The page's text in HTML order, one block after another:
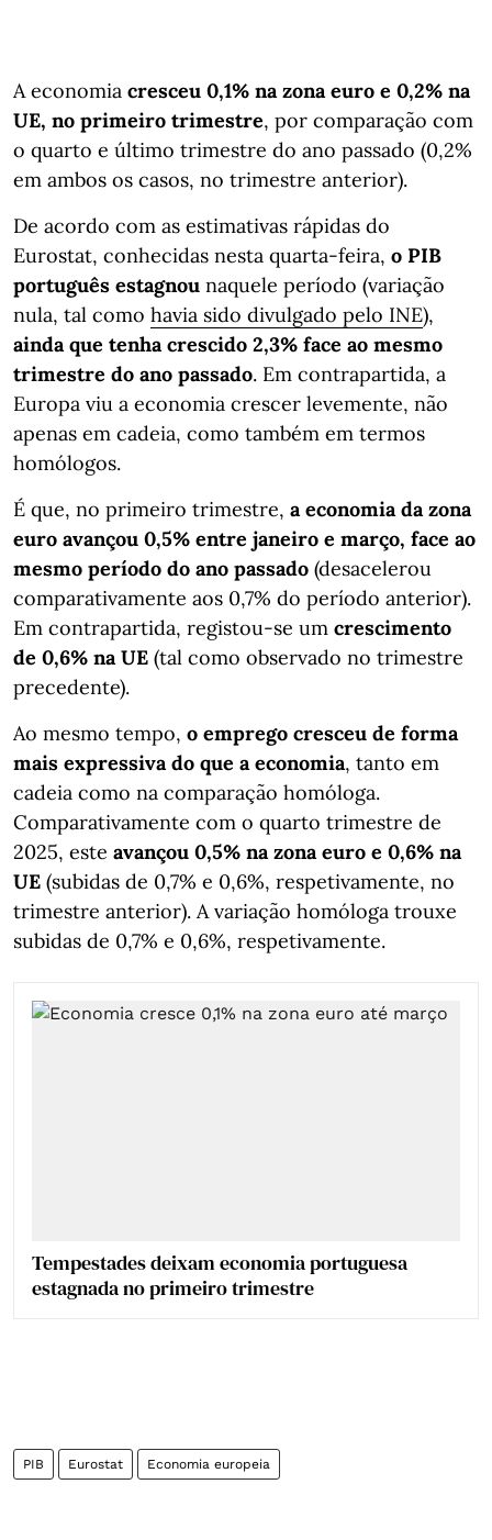
A economia cresceu 0,1% na zona euro e 0,2% na
UE, no primeiro trimestre, por comparação com
o quarto e último trimestre do ano passado (0,2%
em ambos os casos, no trimestre anterior).
De acordo com as estimativas rápidas do
Eurostat, conhecidas nesta quarta-feira, o PIB
português estagnou naquele período (variação
nula, tal como havia sido divulgado pelo INE),
ainda que tenha crescido 2,3% face ao mesmo
trimestre do ano passado. Em contrapartida, a
Europa viu a economia crescer levemente, não
apenas em cadeia, como também em termos
homólogos.
É que, no primeiro trimestre, a economia da zona
euro avançou 0,5% entre janeiro e março, face ao
mesmo período do ano passado (desacelerou
comparativamente aos 0,7% do período anterior).
Em contrapartida, registou-se um crescimento
de 0,6% na UE (tal como observado no trimestre
precedente).
Ao mesmo tempo, o emprego cresceu de forma
mais expressiva do que a economia, tanto em
cadeia como na comparação homóloga.
Comparativamente com o quarto trimestre de
2025, este avançou 0,5% na zona euro e 0,6% na
UE (subidas de 0,7% e 0,6%, respetivamente, no
trimestre anterior). A variação homóloga trouxe
subidas de 0,7% e 0,6%, respetivamente.
Tempestades deixam economia portuguesa
estagnada no primeiro trimestre
PIB Eurostat Economia europeia